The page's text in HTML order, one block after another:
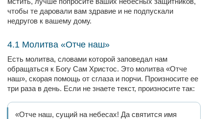
чтобы те даровали вам здравие и не подпускали
недругов к вашему дому.
4.1 Молитва «Отче наш»
Есть молитва, словами которой заповедал нам
обращаться к Богу Сам Христос. Это молитва «Отче
наш», скорая помощь от сглаза и порчи. Произносите ее
три раза в день. Если не знаете текст, произносите так:
«Отче наш, сущий на небесах! Да святится имя